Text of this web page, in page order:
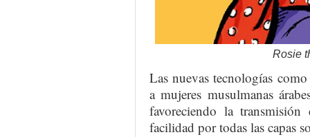
Rosie
Las nuevas tecnologías
a mujeres musulmanas
favoreciendo la
facilidad por todas las capas